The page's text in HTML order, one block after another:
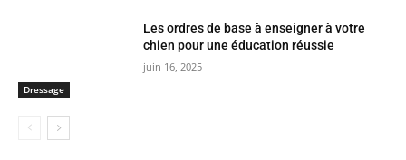
Dressage
Les ordres de base à enseigner à votre
chien pour une éducation réussie
juin 16, 2025